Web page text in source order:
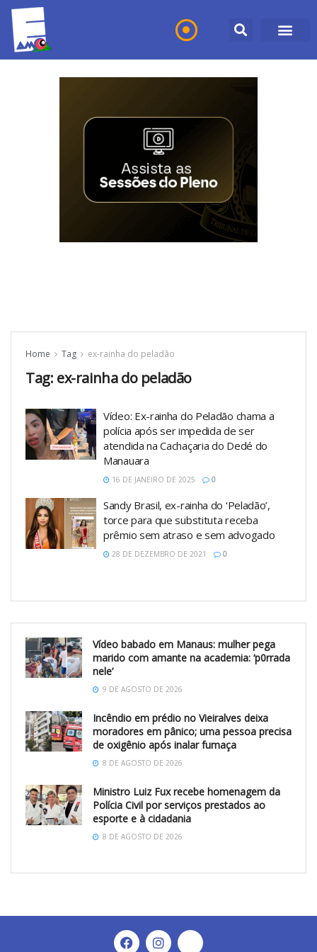
Home Tag ex-rainha do peladão
Tag: ex-rainha do peladão
Vídeo: Ex-rainha do Peladão chama a
polícia após ser impedida de ser
atendida na Cachaçaria do Dedé do
Manauara
16 DE JANEIRO DE 2025 0
Sandy Brasil, ex-rainha do ‘Peladão’,
torce para que substituta receba
prêmio sem atraso e sem advogado
28 DE DEZEMBRO DE 2021 0
Vídeo babado em Manaus: mulher pega
marido com amante na academia: ‘p0rrada
nele’
9 DE AGOSTO DE 2026
Incêndio em prédio no Vieiralves deixa
moradores em pânico; uma pessoa precisa
de oxigênio após inalar fumaça
8 DE AGOSTO DE 2026
Ministro Luiz Fux recebe homenagem da
Polícia Civil por serviços prestados ao
esporte e à cidadania
8 DE AGOSTO DE 2026